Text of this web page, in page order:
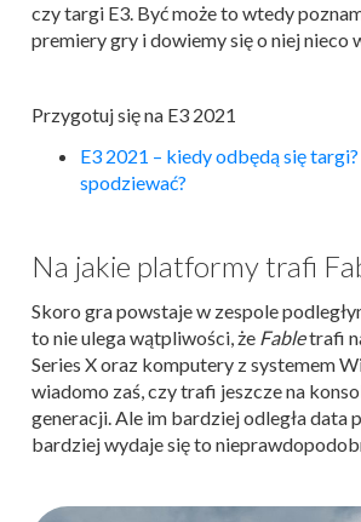
czy targi E3. Być może to wtedy
premiery gry i dowiemy się o niej nieco
Przygotuj się na E3 2021
E3 2021 – kiedy odbędą się
spodziewać?
Na jakie platformy trafi
Skoro gra powstaje w zespole
to nie ulega wątpliwości, że Fabletrafi
Series X oraz komputery z systemem
wiadomo zaś, czy trafi jeszcze na
generacji. Ale im bardziej odległa data
bardziej wydaje się to